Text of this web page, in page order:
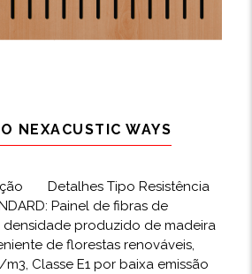
NEXACUSTIC WAYS
Detalhes Tipo Resistência
Painel de fibras de
densidade produzido de madeira
de florestas renováveis,
Classe E1 por baixa emissão